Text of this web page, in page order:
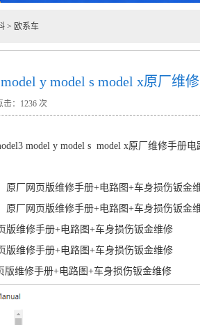
> 欧系车
y model s model x原厂维
击： 1236 次
model y model s model x原厂维修手册
原厂网页版维修手册+电路图+车身损伤钣金
原厂网页版维修手册+电路图+车身损伤钣金
版维修手册+电路图+车身损伤钣金维修
版维修手册+电路图+车身损伤钣金维修
版维修手册+电路图+车身损伤钣金维修